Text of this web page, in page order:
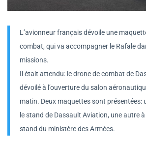
L’avionneur français dévoile une
combat, qui va accompagner le Rafale
missions.
Il était attendu: le drone de combat de
dévoilé à l’ouverture du salon
matin. Deux maquettes sont présentées:
le stand de Dassault Aviation, une autre
stand du ministère des Armées.